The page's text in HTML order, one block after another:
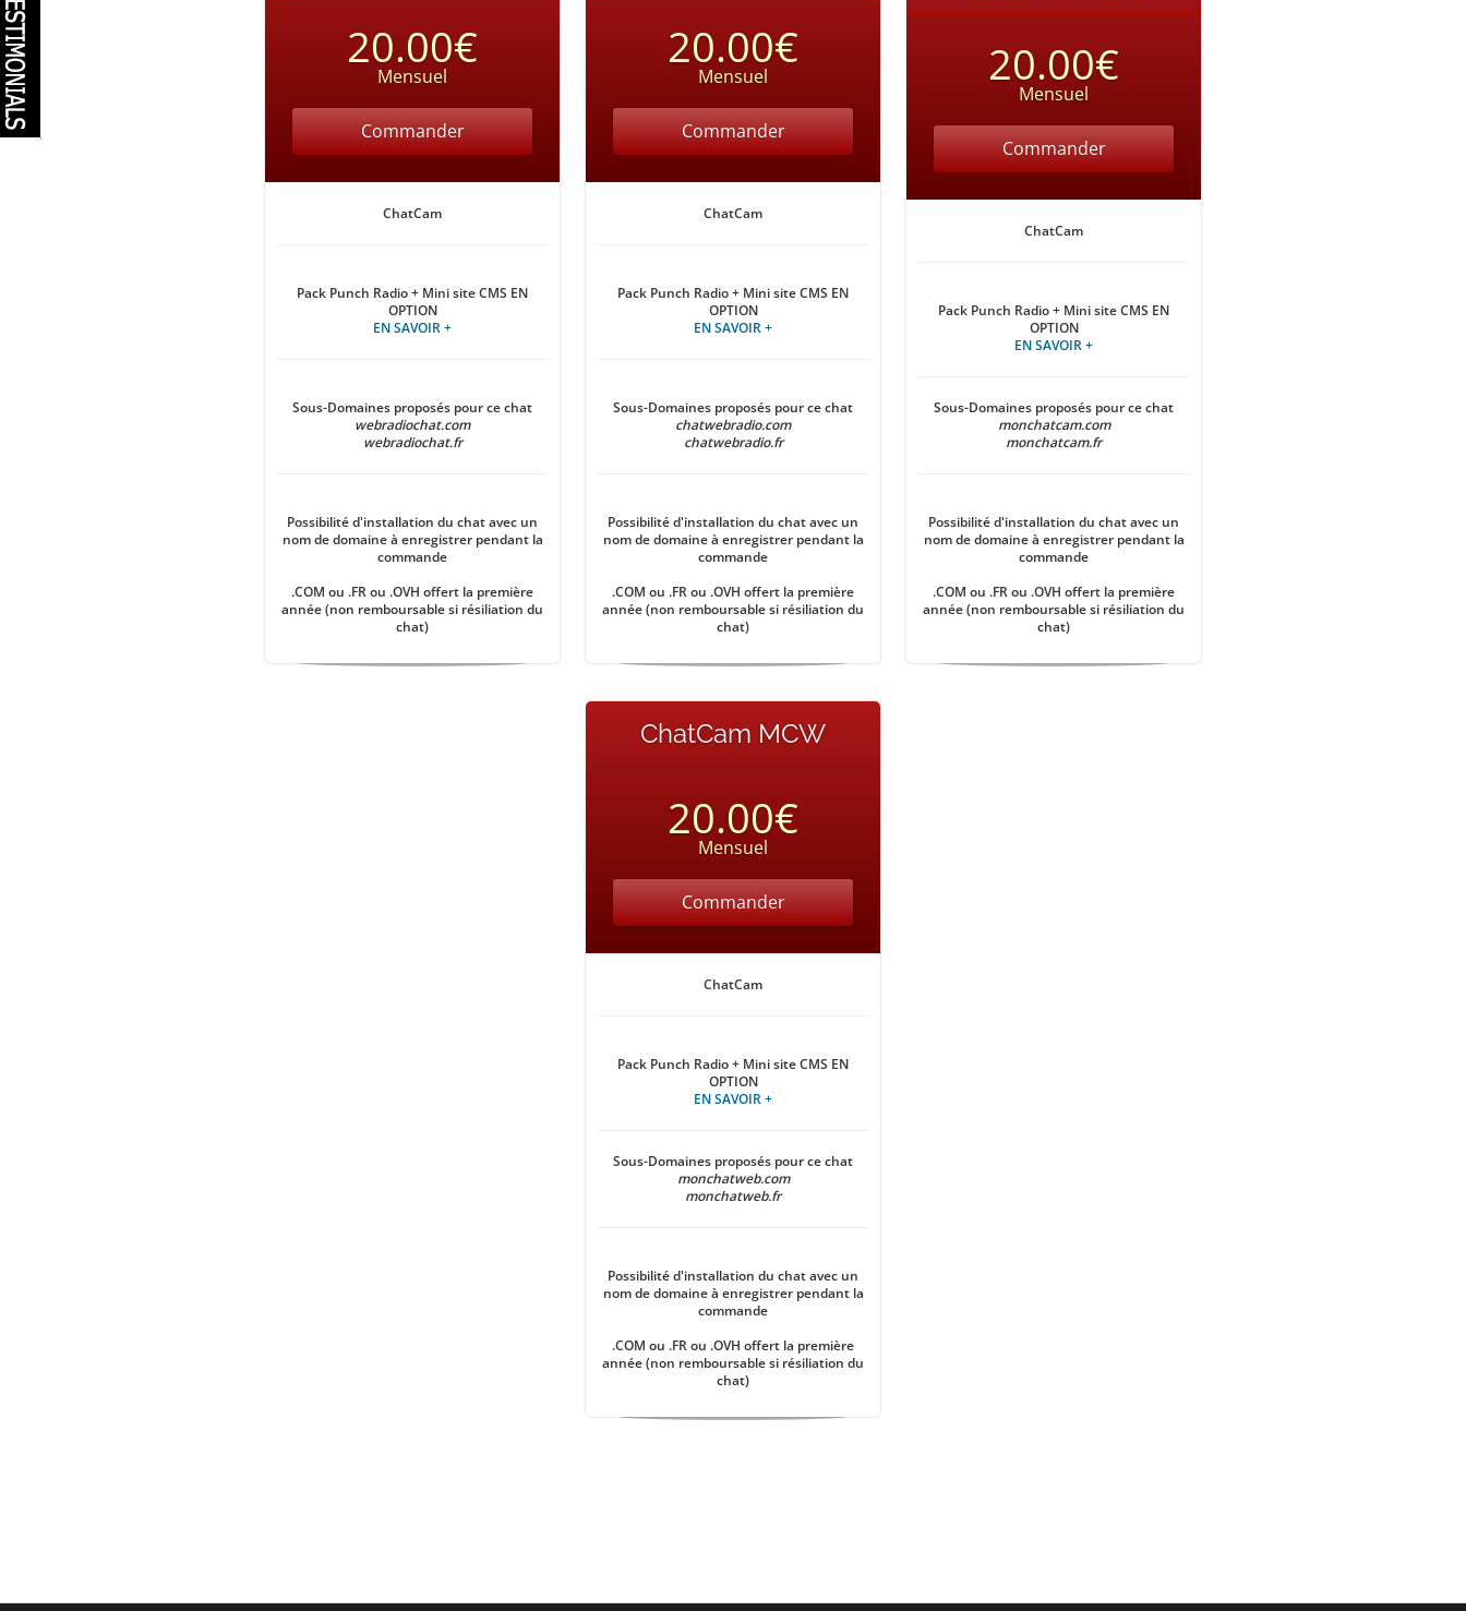
20.00€
Mensuel
Commander
ChatCam
Pack Punch Radio + Mini site CMS EN
OPTION
EN SAVOIR +
Sous-Domaines proposés pour ce chat
webradiochat.com
webradiochat.fr
Possibilité d'installation du chat avec un
nom de domaine à enregistrer pendant la
commande
.COM ou .FR ou .OVH offert la première
année (non remboursable si résiliation du
chat)
20.00€
Mensuel
Commander
ChatCam
Pack Punch Radio + Mini site CMS EN
OPTION
EN SAVOIR +
Sous-Domaines proposés pour ce chat
chatwebradio.com
chatwebradio.fr
Possibilité d'installation du chat avec un
nom de domaine à enregistrer pendant la
commande
.COM ou .FR ou .OVH offert la première
année (non remboursable si résiliation du
chat)
20.00€
Mensuel
Commander
ChatCam
Pack Punch Radio + Mini site CMS EN
OPTION
EN SAVOIR +
Sous-Domaines proposés pour ce chat
monchatcam.com
monchatcam.fr
Possibilité d'installation du chat avec un
nom de domaine à enregistrer pendant la
commande
.COM ou .FR ou .OVH offert la première
année (non remboursable si résiliation du
chat)
ChatCam MCW
20.00€
Mensuel
Commander
ChatCam
Pack Punch Radio + Mini site CMS EN
OPTION
EN SAVOIR +
Sous-Domaines proposés pour ce chat
monchatweb.com
monchatweb.fr
Possibilité d'installation du chat avec un
nom de domaine à enregistrer pendant la
commande
.COM ou .FR ou .OVH offert la première
année (non remboursable si résiliation du
chat)